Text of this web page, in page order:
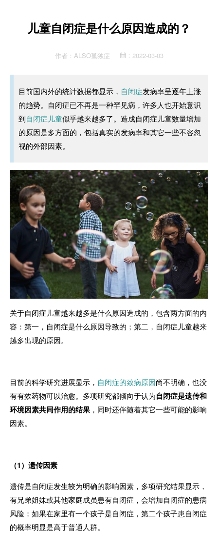
儿童自闭症是什么原因造成的？
作者： ALSO孤独症 ： 2022-03-03
目前国内外的统计数据都显示， 自闭症发病率呈逐年上涨
的趋势。自闭症已不再是一种罕见病，许多人也开始意识
到自闭症儿童似乎越来越多了。造成自闭症儿童数量增加
的原因是多方面的，包括真实的发病率和其它一些不容忽
视的外部因素。
关于自闭症儿童越来越多是什么原因造成的，包含两方面的内
容：第一，自闭症是什么原因导致的；第二，自闭症儿童越来
越多出现的原因。
目前的科学研究进展显示， 自闭症的致病原因尚不明确，也没
有有效药物可以治愈。多项研究都倾向于认为自闭症是遗传和
环境因素共同作用的结果 ，同时还伴随着其它一些可能的影响
因素。
（1）遗传因素
遗传是自闭症发生较为明确的影响因素，多项研究结果显示，
有兄弟姐妹或其他家庭成员患有自闭症，会增加自闭症的患病
风险；如果在家里有一个孩子是自闭症，第二个孩子患自闭症
的概率明显是高于普通人群。